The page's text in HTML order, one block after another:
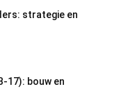
strategie en
17): bouw en